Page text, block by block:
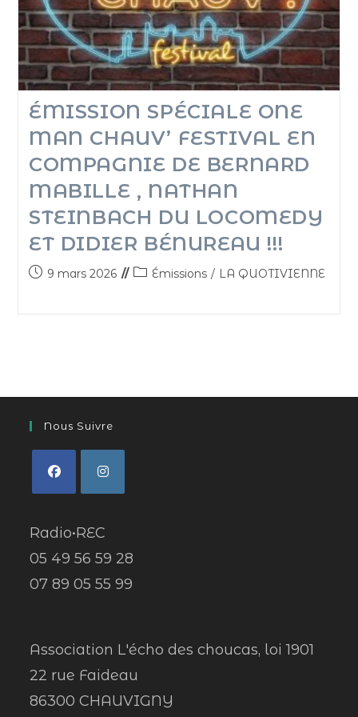
ÉMISSION SPÉCIALE ONE
MAN CHAUV’ FESTIVAL EN
COMPAGNIE DE BERNARD
MABILLE , NATHAN
STEINBACH DU LOCOMEDY
ET DIDIER BÉNUREAU !!!
9 mars 2026 Émissions / LA QUOTIVIENNE
Nous Suivre
Radio•REC
05 49 56 59 28
07 89 05 55 99
Association L'écho des choucas, loi 1901
22 rue Faideau
86300 CHAUVIGNY